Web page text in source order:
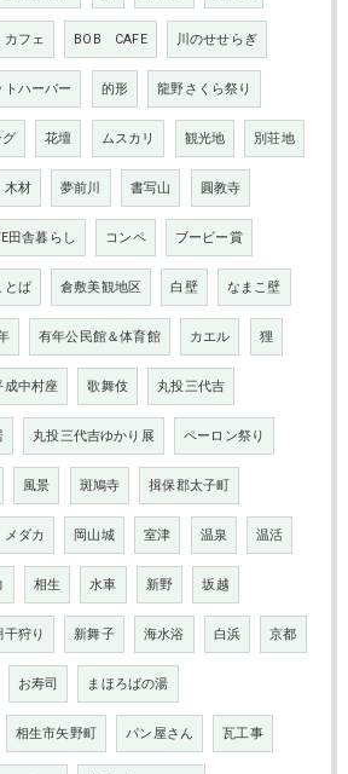
カフェ BOB CAFE 川のせせらぎ
トハーバー 的形 龍野さくら祭り
グ 花壇 ムスカリ 観光地 別荘地
木材 夢前川 書写山 圓教寺
田舎暮らし コンペ ブービー賞
とば 倉敷美観地区 白壁 なまこ壁
有年公民館＆体育館 カエル 狸
成中村座 歌舞伎 丸投三代吉
丸投三代吉ゆかり展 ペーロン祭り
風景 斑鳩寺 揖保郡太子町
メダカ 岡山城 室津 温泉 温活
相生 水車 新野 坂越
干狩り 新舞子 海水浴 白浜 京都
お寿司 まほろばの湯
相生市矢野町 パン屋さん 瓦工事